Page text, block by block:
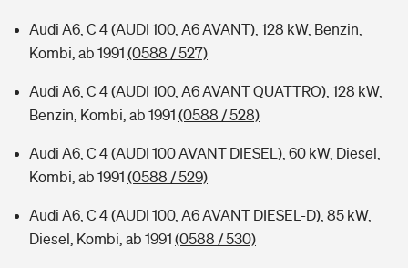
Audi A6, C 4 (AUDI 100, A6 AVANT), 128 kW, Benzin,
Kombi, ab 1991 (0588 / 527)
Audi A6, C 4 (AUDI 100, A6 AVANT QUATTRO), 128 kW,
Benzin, Kombi, ab 1991 (0588 / 528)
Audi A6, C 4 (AUDI 100 AVANT DIESEL), 60 kW, Diesel,
Kombi, ab 1991 (0588 / 529)
Audi A6, C 4 (AUDI 100, A6 AVANT DIESEL-D), 85 kW,
Diesel, Kombi, ab 1991 (0588 / 530)